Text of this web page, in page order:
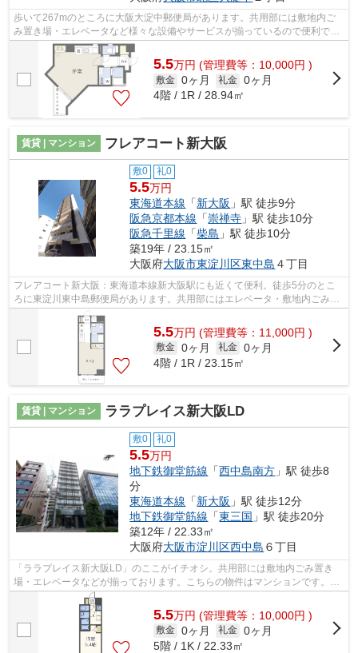
歩いて267mのところに大阪大淀中郵便局があります。共用部には敷地内ご
み置き場・エレベータなど様々な設備やサービスが揃っているので便利で
す。デザイナーズ物件は非日常的なライフ...
5.5万円 (管理費等：10,000円 )
敷金 0ヶ月 礼金 0ヶ月
4階 / 1R / 28.94㎡
賃貸 | マンション フレアコート新大阪
敷0 礼0
5.5万円
東海道本線 「新大阪 」駅 徒歩9分
阪急京都本線 「崇禅寺 」駅 徒歩10分
阪急千里線 「柴島 」駅 徒歩10分
築19年 / 23.15㎡
大阪府大阪市東淀川区東中島 ４丁目
フレアコート新大阪：東海道本線新大阪駅にも近くて便利。徒歩5分のとこ
ろに東淀川東中島郵便局があります。共用部にはエレベータ・敷地内ごみ置
き場などが揃っております。地上12階建...
5.5万円 (管理費等：11,000円 )
敷金 0ヶ月 礼金 0ヶ月
4階 / 1R / 23.15㎡
賃貸 | マンション ララプレイス新大阪LD
敷0 礼0
5.5万円
地下鉄御堂筋線 「西中島南方 」駅 徒歩8
分
東海道本線 「新大阪 」駅 徒歩12分
地下鉄御堂筋線 「東三国 」駅 徒歩20分
築12年 / 22.33㎡
大阪府大阪市淀川区西中島 ６丁目
「ララプレイス新大阪LD」のここがイチオシ。共用部には敷地内ごみ置き
場・エレベータなどが揃っております。こちらの物件はマンションです。通
勤やお出かけに便利な、徒歩8分に駅のあ...
5.5万円 (管理費等：10,000円 )
敷金 0ヶ月 礼金 0ヶ月
5階 / 1K / 22.33㎡